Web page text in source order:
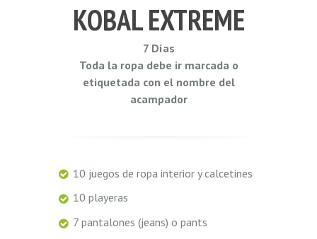
KOBAL EXTREME
7 Días
Toda la ropa debe ir marcada o
etiquetada con el nombre del
acampador
10 juegos de ropa interior y calcetines
10 playeras
7 pantalones (jeans) o pants